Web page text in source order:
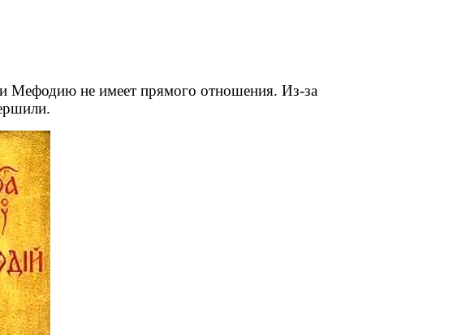
и Мефодию не имеет прямого отношения. Из-за